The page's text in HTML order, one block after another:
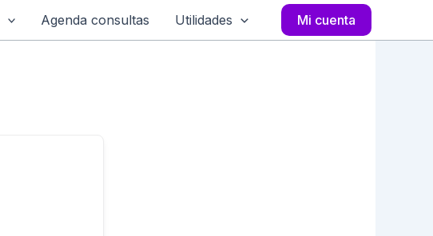
Agenda consultas Utilidades Mi cuenta